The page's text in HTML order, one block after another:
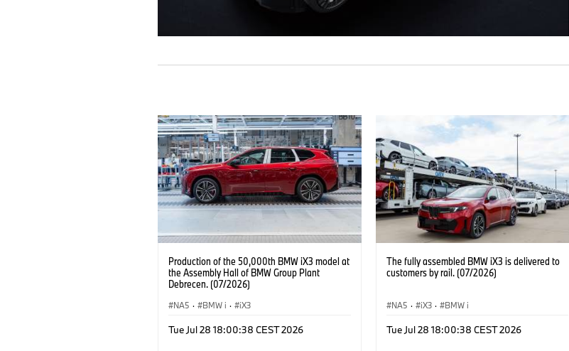
Production of the 50,000th BMW iX3 model at
the Assembly Hall of BMW Group Plant
Debrecen. (07/2026)
NA5 · BMW i · iX3
Tue Jul 28 18:00:38 CEST 2026
The fully assembled BMW iX3 is delivered to
customers by rail. (07/2026)
NA5 · iX3 · BMW i
Tue Jul 28 18:00:38 CEST 2026